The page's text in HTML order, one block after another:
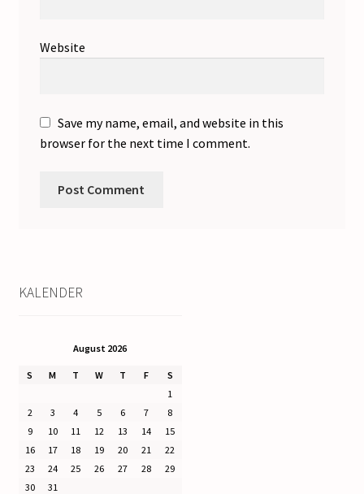
Website
Save my name, email, and website in this
browser for the next time I comment.
KALENDER
August 2026
S M T W T F
S
1
2
3 4 5 6 7
8
9
10 11 12 13 14
15
16
17 18 19 20 21
22
23
24 25 26 27 28
29
30
31